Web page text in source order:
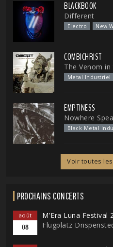
BLACKBOOK
Different
Electro New
COMBICHRIST
The Venom
Metal Industriel
EMPTINESS
Nowhere
Black Metal
Voir toutes
PROCHAINS CONCERTS
août
08
M'Era Luna Festival
Flugplatz